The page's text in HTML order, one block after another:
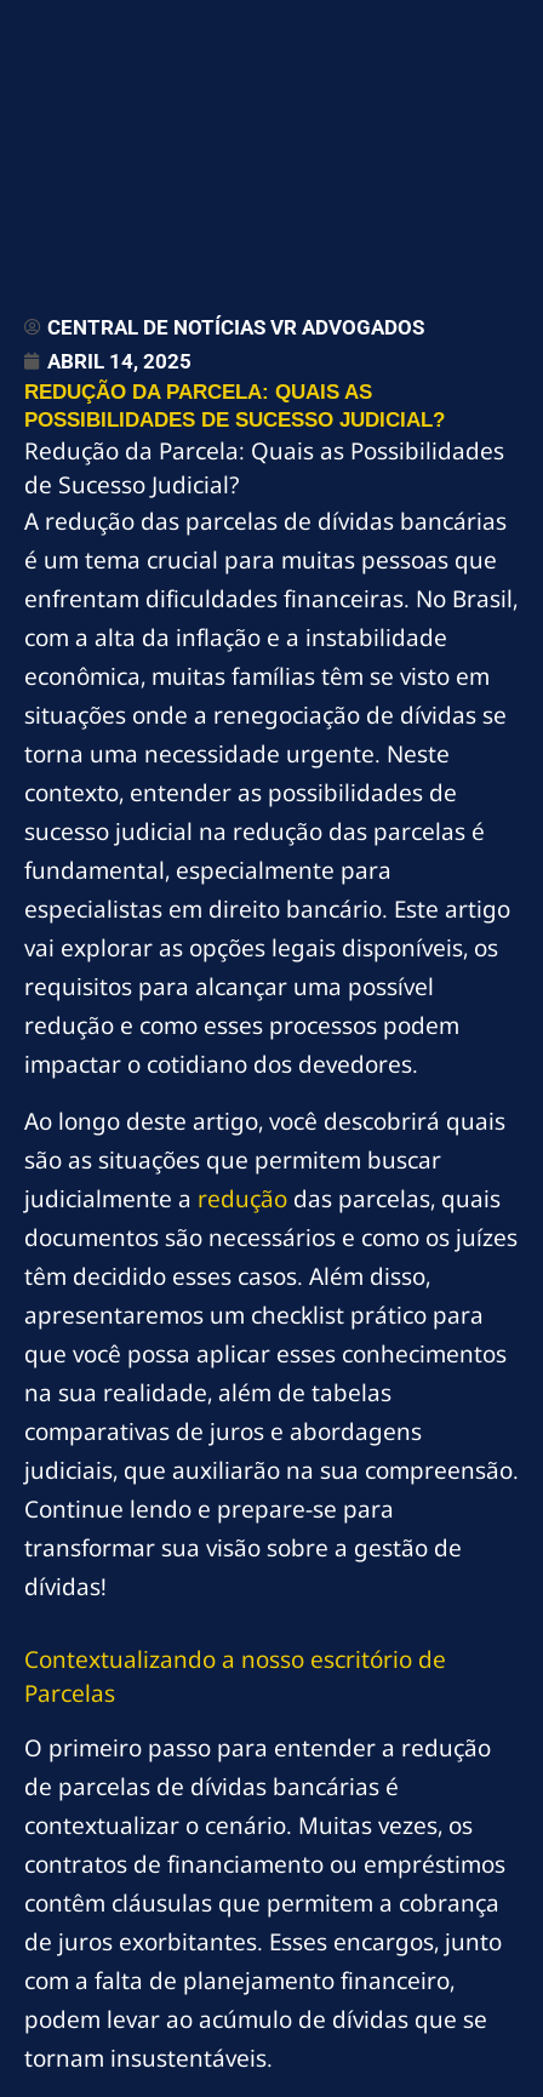
CENTRAL DE NOTÍCIAS VR ADVOGADOS
ABRIL 14, 2025
REDUÇÃO DA PARCELA: QUAIS AS
POSSIBILIDADES DE SUCESSO JUDICIAL?
Redução da Parcela: Quais as Possibilidades
de Sucesso Judicial?
A redução das parcelas de dívidas bancárias
é um tema crucial para muitas pessoas que
enfrentam dificuldades financeiras. No Brasil,
com a alta da inflação e a instabilidade
econômica, muitas famílias têm se visto em
situações onde a renegociação de dívidas se
torna uma necessidade urgente. Neste
contexto, entender as possibilidades de
sucesso judicial na redução das parcelas é
fundamental, especialmente para
especialistas em direito bancário. Este artigo
vai explorar as opções legais disponíveis, os
requisitos para alcançar uma possível
redução e como esses processos podem
impactar o cotidiano dos devedores.
Ao longo deste artigo, você descobrirá quais
são as situações que permitem buscar
judicialmente a redução das parcelas, quais
documentos são necessários e como os juízes
têm decidido esses casos. Além disso,
apresentaremos um checklist prático para
que você possa aplicar esses conhecimentos
na sua realidade, além de tabelas
comparativas de juros e abordagens
judiciais, que auxiliarão na sua compreensão.
Continue lendo e prepare-se para
transformar sua visão sobre a gestão de
dívidas!
Contextualizando a nosso escritório de
Parcelas
O primeiro passo para entender a redução
de parcelas de dívidas bancárias é
contextualizar o cenário. Muitas vezes, os
contratos de financiamento ou empréstimos
contêm cláusulas que permitem a cobrança
de juros exorbitantes. Esses encargos, junto
com a falta de planejamento financeiro,
podem levar ao acúmulo de dívidas que se
tornam insustentáveis.